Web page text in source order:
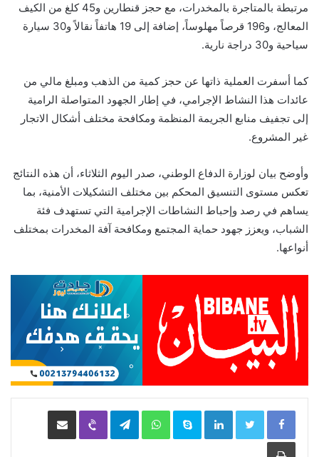
مرتبطة بالمتاجرة بالمخدرات، مع حجز قنطارين و45 كلغ من الكيف
المعالج، و196 قرصاً مهلوساً، إضافة إلى 19 هاتفاً نقالاً و30 سيارة
سياحية و30 دراجة نارية.
كما أسفرت العملية ذاتها عن حجز كمية من الذهب ومبلغ مالي من
عائدات هذا النشاط الإجرامي، في إطار الجهود المتواصلة الرامية
إلى تجفيف منابع الجريمة المنظمة ومكافحة مختلف أشكال الاتجار
غير المشروع.
وأوضح بيان لوزارة الدفاع الوطني، صدر اليوم الثلاثاء، أن هذه النتائج
تعكس مستوى التنسيق المحكم بين مختلف التشكيلات الأمنية، بما
يساهم في رصد وإحباط النشاطات الإجرامية التي تستهدف فئة
الشباب، ويعزز جهود حماية المجتمع ومكافحة آفة المخدرات بمختلف
أنواعها.
LinkedIn
Skype
WhatsApp
Telegram
Viber مشاركة عبر البريد
طباعة